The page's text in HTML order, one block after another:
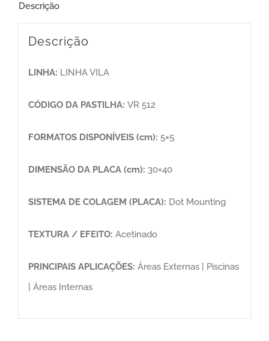
Descrição
Descrição
LINHA: LINHA VILA
CÓDIGO DA PASTILHA: VR 512
FORMATOS DISPONÍVEIS (cm): 5×5
DIMENSÃO DA PLACA (cm): 30×40
SISTEMA DE COLAGEM (PLACA): Dot Mounting
TEXTURA / EFEITO: Acetinado
PRINCIPAIS APLICAÇÕES: Áreas Externas | Piscinas
| Áreas Internas